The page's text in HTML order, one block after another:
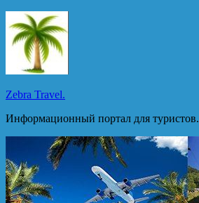
Перейти
к
содержимому
Zebra Travel.
Информационный портал для туристов.